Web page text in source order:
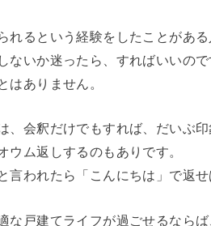
れるという経験をしたことがあ
ないか迷ったら、すればいいので
はありません。
、会釈だけでもすれば、だいぶ印
ウム返しするのもありです。
言われたら「こんにちは」で返
な戸建てライフが過ごせるなら